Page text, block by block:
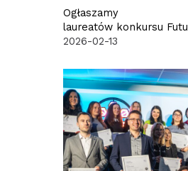
Ogłaszamy
laureatów konkursu
2026-02-13